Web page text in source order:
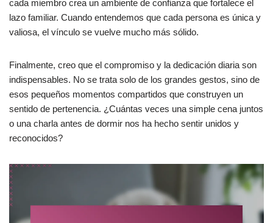
cada miembro crea un ambiente de confianza que fortalece el
lazo familiar. Cuando entendemos que cada persona es única y
valiosa, el vínculo se vuelve mucho más sólido.
Finalmente, creo que el compromiso y la dedicación diaria son
indispensables. No se trata solo de los grandes gestos, sino de
esos pequeños momentos compartidos que construyen un
sentido de pertenencia. ¿Cuántas veces una simple cena juntos
o una charla antes de dormir nos ha hecho sentir unidos y
reconocidos?